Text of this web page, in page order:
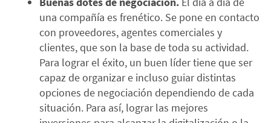
una compañía es frenético. Se pone en contacto
con proveedores, agentes comerciales y
clientes, que son la base de toda su actividad.
Para lograr el éxito, un buen líder tiene que ser
capaz de organizar e incluso guiar distintas
opciones de negociación dependiendo de cada
situación. Para así, lograr las mejores